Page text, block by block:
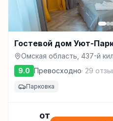
Гостевой дом Уют-
Омская область, 437-й
Тюмень-Омск, Крутинка
9.0 Превосходно· 29
Парковка
от